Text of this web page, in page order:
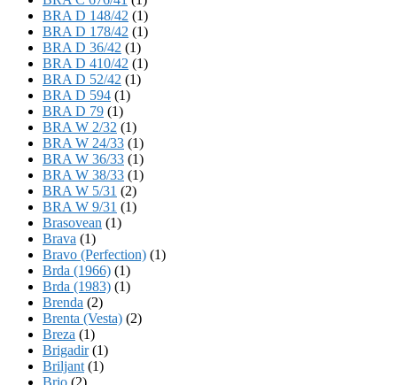
BRA D 148/42 (1)
BRA D 178/42 (1)
BRA D 36/42 (1)
BRA D 410/42 (1)
BRA D 52/42 (1)
BRA D 594 (1)
BRA D 79 (1)
BRA W 2/32 (1)
BRA W 24/33 (1)
BRA W 36/33 (1)
BRA W 38/33 (1)
BRA W 5/31 (2)
BRA W 9/31 (1)
Brasovean (1)
Brava (1)
Bravo (Perfection) (1)
Brda (1966) (1)
Brda (1983) (1)
Brenda (2)
Brenta (Vesta) (2)
Breza (1)
Brigadir(1)
Briljant (1)
Brio (2)